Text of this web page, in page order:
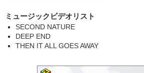
ミュージックビデオリスト
SECOND NATURE
DEEP END
THEN IT ALL GOES AWAY